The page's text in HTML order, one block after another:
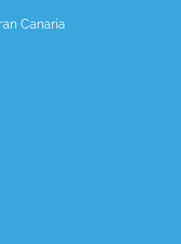
Canaria